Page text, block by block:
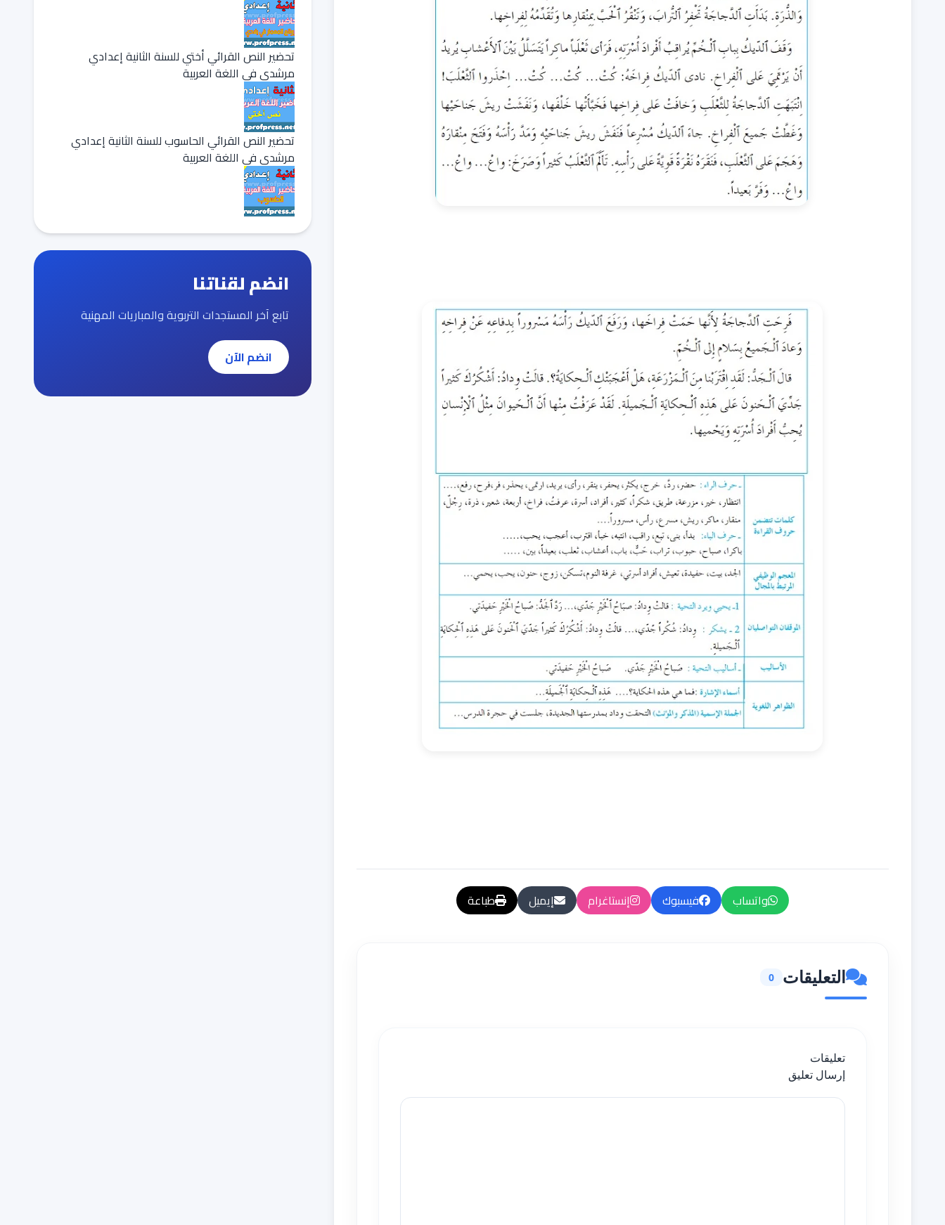
واتساب فيسبوك إنستاغرام إيميل طباعة
التعليقات 0
تعليقات
إرسال تعليق
تحضير النص القرائي أختي للسنة الثانية إعدادي
مرشدي في اللغة العربية
تحضير النص القرائي الحاسوب للسنة الثانية إعدادي
مرشدي في اللغة العربية
انضم لقناتنا
تابع آخر المستجدات التربوية والمباريات المهنية
انضم الآن